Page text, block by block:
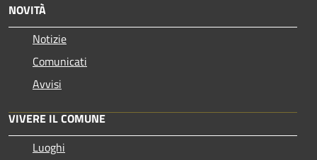
NOVITÀ
Notizie
Comunicati
Avvisi
VIVERE IL COMUNE
Luoghi